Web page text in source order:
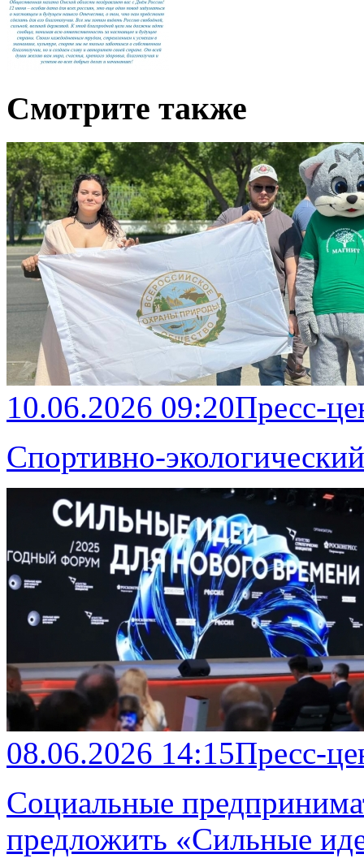
Смотрите также
10.06.2026 09:20Пресс-
Спортивно-
08.06.2026 14:15Пресс-
Социальные
предложить «Сильные